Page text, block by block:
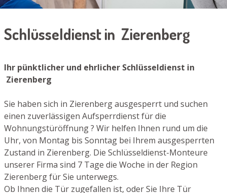
Schlüsseldienst in Zierenberg
Ihr pünktlicher und ehrlicher Schlüsseldienst in
Zierenberg
Sie haben sich in Zierenberg ausgesperrt und suchen
einen zuverlässigen Aufsperrdienst für die
Wohnungstüröffnung ? Wir helfen Ihnen rund um die
Uhr, von Montag bis Sonntag bei Ihrem ausgesperrten
Zustand in Zierenberg. Die Schlüsseldienst-Monteure
unserer Firma sind 7 Tage die Woche in der Region
Zierenberg für Sie unterwegs.
Ob Ihnen die Tür zugefallen ist, oder Sie Ihre Tür